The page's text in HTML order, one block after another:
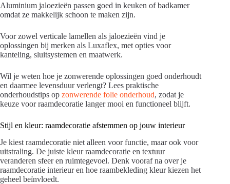
Aluminium jaloezieën passen goed in keuken of badkamer
omdat ze makkelijk schoon te maken zijn.
Voor zowel verticale lamellen als jaloezieën vind je
oplossingen bij merken als Luxaflex, met opties voor
kanteling, sluitsystemen en maatwerk.
Wil je weten hoe je zonwerende oplossingen goed onderhoudt
en daarmee levensduur verlengt? Lees praktische
onderhoudstips op zonwerende folie onderhoud, zodat je
keuze voor raamdecoratie langer mooi en functioneel blijft.
Stijl en kleur: raamdecoratie afstemmen op jouw interieur
Je kiest raamdecoratie niet alleen voor functie, maar ook voor
uitstraling. De juiste kleur raamdecoratie en textuur
veranderen sfeer en ruimtegevoel. Denk vooraf na over je
raamdecoratie interieur en hoe raambekleding kleur kiezen het
geheel beïnvloedt.